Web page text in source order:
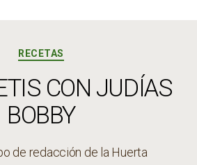
Categorías
RECETAS
CON JUDÍAS
BOBBY
de redacción de la Huerta